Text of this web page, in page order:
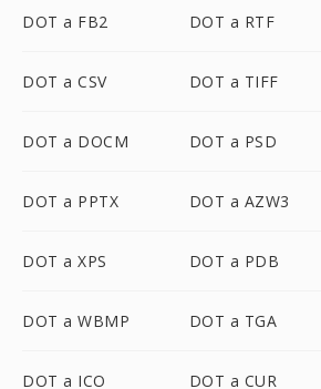
DOT a FB2 DOT a RTF
DOT a CSV DOT a TIFF
DOT a DOCM DOT a PSD
DOT a PPTX DOT a AZW3
DOT a XPS DOT a PDB
DOT a WBMP DOT a TGA
DOT a ICO DOT a CUR